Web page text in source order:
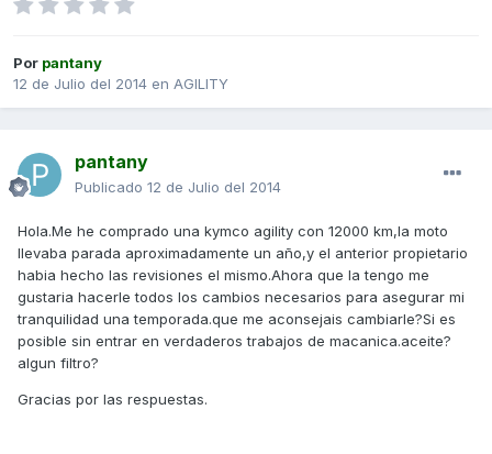
Por pantany
12 de Julio del 2014 en AGILITY
pantany
Publicado 12 de Julio del 2014
Hola.Me he comprado una kymco agility con 12000 km,la moto
llevaba parada aproximadamente un año,y el anterior propietario
habia hecho las revisiones el mismo.Ahora que la tengo me
gustaria hacerle todos los cambios necesarios para asegurar mi
tranquilidad una temporada.que me aconsejais cambiarle?Si es
posible sin entrar en verdaderos trabajos de macanica.aceite?
algun filtro?
Gracias por las respuestas.